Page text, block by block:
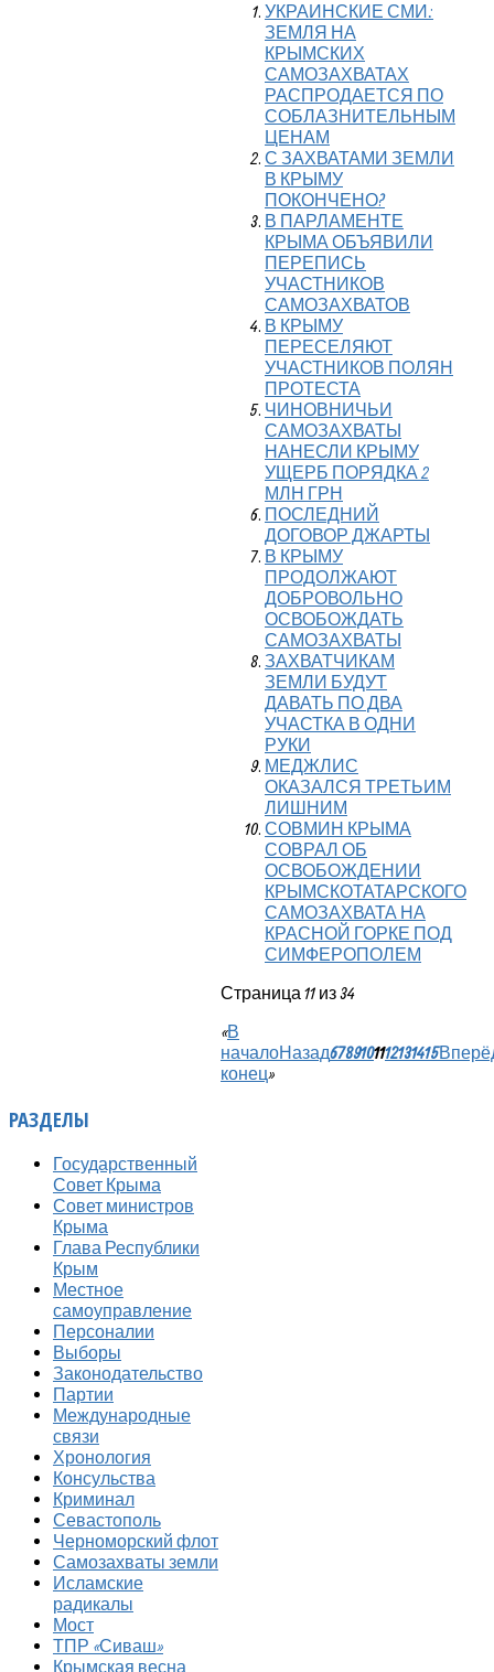
УКРАИНСКИЕ СМИ:
ЗЕМЛЯ НА
КРЫМСКИХ
САМОЗАХВАТАХ
РАСПРОДАЕТСЯ ПО
СОБЛАЗНИТЕЛЬНЫМ
ЦЕНАМ
С ЗАХВАТАМИ ЗЕМЛИ
В КРЫМУ
ПОКОНЧЕНО?
В ПАРЛАМЕНТЕ
КРЫМА ОБЪЯВИЛИ
ПЕРЕПИСЬ
УЧАСТНИКОВ
САМОЗАХВАТОВ
В КРЫМУ
ПЕРЕСЕЛЯЮТ
УЧАСТНИКОВ ПОЛЯН
ПРОТЕСТА
ЧИНОВНИЧЬИ
САМОЗАХВАТЫ
НАНЕСЛИ КРЫМУ
УЩЕРБ ПОРЯДКА 2
МЛН ГРН
ПОСЛЕДНИЙ
ДОГОВОР ДЖАРТЫ
В КРЫМУ
ПРОДОЛЖАЮТ
ДОБРОВОЛЬНО
ОСВОБОЖДАТЬ
САМОЗАХВАТЫ
ЗАХВАТЧИКАМ
ЗЕМЛИ БУДУТ
ДАВАТЬ ПО ДВА
УЧАСТКА В ОДНИ
РУКИ
МЕДЖЛИС
ОКАЗАЛСЯ ТРЕТЬИМ
ЛИШНИМ
СОВМИН КРЫМА
СОВРАЛ ОБ
ОСВОБОЖДЕНИИ
КРЫМСКОТАТАРСКОГО
САМОЗАХВАТА НА
КРАСНОЙ ГОРКЕ ПОД
СИМФЕРОПОЛЕМ
Страница 11 из 34
«В
началоНазад6789101112131415
конец»
РАЗДЕЛЫ
Государственный
Совет Крыма
Совет министров
Крыма
Глава Республики
Крым
Местное
самоуправление
Персоналии
Выборы
Законодательство
Партии
Международные
связи
Хронология
Консульства
Криминал
Севастополь
Черноморский флот
Самозахваты земли
Исламские
радикалы
Мост
ТПР «Сиваш»
Крымская весна